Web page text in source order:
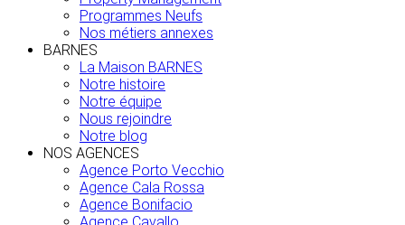
Programmes Neufs
Nos métiers annexes
BARNES
La Maison BARNES
Notre histoire
Notre équipe
Nous rejoindre
Notre blog
NOS AGENCES
Agence Porto Vecchio
Agence Cala Rossa
Agence Bonifacio